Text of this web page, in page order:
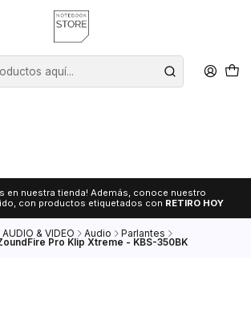
en nuestra tienda! Además, conoce nuestro
con productos etiquetados con RETIRO HOY
AUDIO & VIDEO Audio Parlantes
Pro Klip Xtreme - KBS-350BK